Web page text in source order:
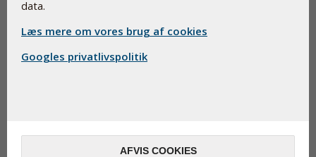
Forfatteren til bogen “Kolesterol – myter og realiteter”,
læge Uffe Ravnskov, mener derimod, at kolesterol er godt,
også det lede kolesterol. Det slår han fast i et
Politiken, tirsdag den 24. januar.
ret, må
data.
Læs mere om vores brug af cookies
Googles privatlivspolitik
AFVIS COOKIES